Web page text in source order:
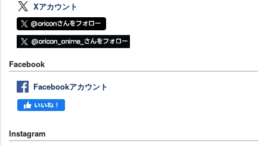
Xアカウント
Facebook
Facebookアカウント
Instagram